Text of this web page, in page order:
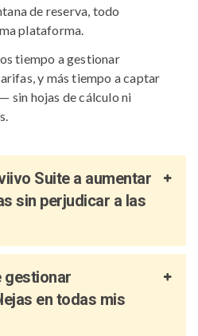
de reserva, todo
plataforma.
tiempo a gestionar
y más tiempo a captar
sin hojas de cálculo ni
Suite a aumentar
sin perjudicar a las
gestionar
en todas mis